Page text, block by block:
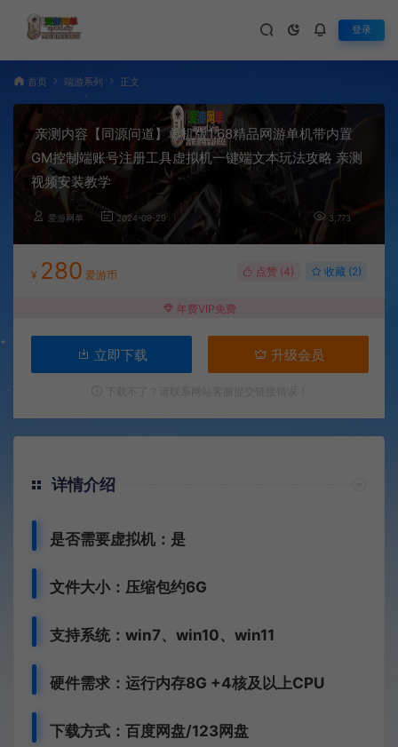
登录
首页 端游系列 正文
亲测内容【同源问道】单机版1.68精品网游单机带内置
GM控制端账号注册工具虚拟机一键端文本玩法攻略 亲测
视频安装教学
爱游网单 2024-09-29 3,773
¥ 280 爱游币 点赞 (4) 收藏 (2)
年费VIP免费
立即下载 升级会员
详情介绍
是否需要虚拟机：是
文件大小：压缩包约6G
支持系统：win7、win10、win11
硬件需求：运行内存8G +4核及以上CPU
下载方式： 百度网盘/123网盘